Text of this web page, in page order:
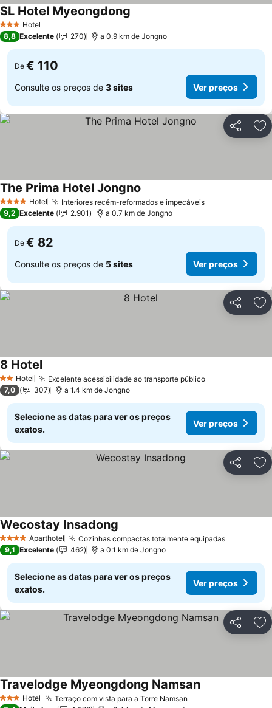
3 EstrelasHotel
SL Hotel Myeongdong
8,8 Excelente 270 a 0.9 km de Jongno
De € 110
Consulte os preços de 3 sites Ver preços
Partilhar
4 EstrelasHotel Interiores recém-reformados e impecáveisVer preços
The Prima Hotel Jongno
9,2 Excelente 2.901 a 0.7 km de Jongno
De € 82
Consulte os preços de 5 sites Ver preços
Partilhar
2 Estrelas
Hotel Excelente acessibilidade ao transporte públicoVer preços
8 HotelVer preços
7,0 307 a 1.4 km de Jongno
Selecione as datas para ver os preços
exatos.
Ver preços
Partilhar
4 EstrelasAparthotel Cozinhas compactas totalmente equipadasVer
Wecostay Insadong
9,1 Excelente 462 a 0.1 km de Jongno
Selecione as datas para ver os preços
exatos.
Ver preços
Partilhar
3 EstrelasHotel Terraço com vista para a Torre Namsan
Travelodge Myeongdong NamsanVer preços